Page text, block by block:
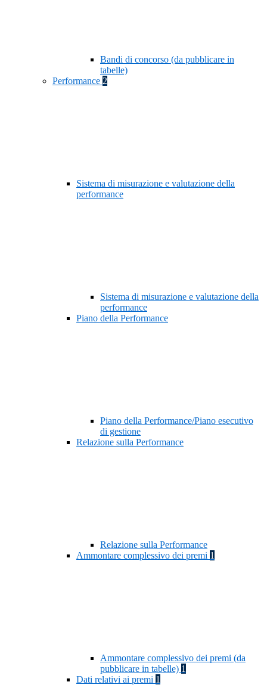
Bandi di concorso (da pubblicare in
tabelle)
Performance 2
Sistema di misurazione e valutazione della
performance
Sistema di misurazione e valutazione della
performance
Piano della Performance
Piano della Performance/Piano esecutivo
di gestione
Relazione sulla Performance
Relazione sulla Performance
Ammontare complessivo dei premi 1
Ammontare complessivo dei premi (da
pubblicare in tabelle) 1
Dati relativi ai premi 1